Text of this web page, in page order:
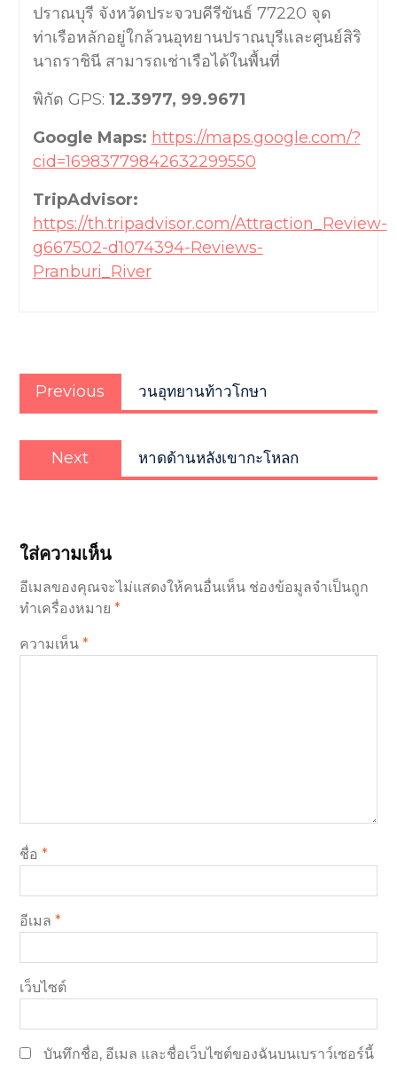
ปราณบุรี จังหวัดประจวบคีรีขันธ์ 77220 จุด
ท่าเรือหลักอยู่ใกล้วนอุทยานปราณบุรีและศูนย์สิริ
นาถราชินี สามารถเช่าเรือได้ในพื้นที่
พิกัด GPS: 12.3977, 99.9671
Google Maps: https://maps.google.com/?
cid=16983779842632299550
TripAdvisor:
https://th.tripadvisor.com/Attraction_Review-
g667502-d1074394-Reviews-
Pranburi_River
แนะแนว
เรื่อง
Previous
post:
วนอุทยานท้าวโกษา
Next
post:
หาดด้านหลังเขากะโหลก
ใส่ความเห็น
อีเมลของคุณจะไม่แสดงให้คนอื่นเห็น ช่องข้อมูลจำเป็นถูก
ทำเครื่องหมาย *
ความเห็น *
ชื่อ *
อีเมล *
เว็บไซต์
บันทึกชื่อ, อีเมล และชื่อเว็บไซต์ของฉันบนเบราว์เซอร์นี้